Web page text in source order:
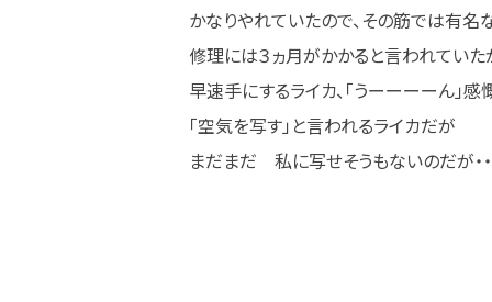
かなりやれていたので、その筋では有名
修理には３ヵ月がかかると言われていた
早速手にするライカ、「うーーーーん」感慨
「空気を写す」と言われるライカだが
まだまだ 私に写せそうもないのだが・・・